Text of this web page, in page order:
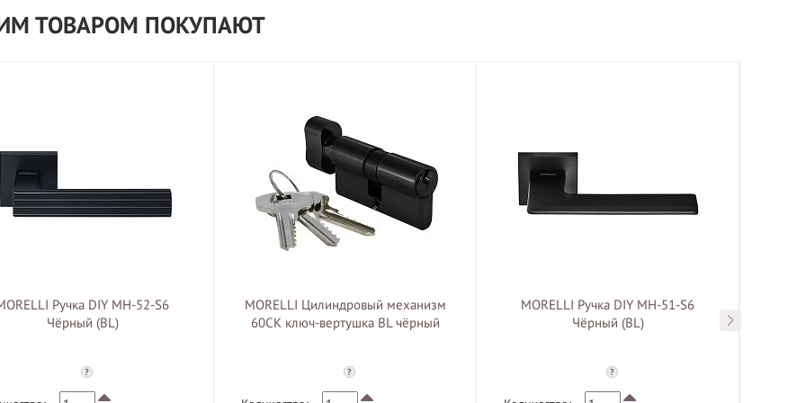
ТОВАРОМ ПОКУПАЮТ
Ручка DIY MH-52-S6
Чёрный (BL)
?
MORELLI Цилиндровый механизм
60CK ключ-вертушка BL чёрный
?
MORELLI Ручка DIY MH-51-S6
Чёрный (BL)
?